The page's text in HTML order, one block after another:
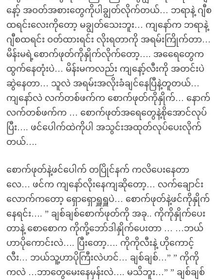
နော့် အဝတ်အစားတွေကိုပါချွတ်လိုက်တယ်… ဘရာနဲ့ ဂျီစ
ထရင်းလေးကိုတော့ မချွတ်သေးဘူး… ကျနော်က ဘရာနဲ့
ဂျီစထရင်း ဝတ်ထားရင်း လိုးရတာကို အရမ်းကြိုက်တာ…
မိန်းမရဲ့စောက်ဖုတ်ကိုနှိုက်လိုက်တော့…. အရေေတွေက
ထွက်နေတုံးပဲ… မိန်းမကလည်း ကျနော့်လီးကို အတင်းပဲ
ဆွဲနေတာ… သူလဲ အရမ်းအလိုးခံချင်နေပြီနဲ့တူတယ်…
ကျနော်လဲ လက်တစ်ဖက်က စောက်ဖုတ်ကိုနှိုက်… နောက်
လက်တစ်ဖက်က … စောက်ဖုတ်အရေတွေနဲ့စိုအောင်လုပ်
ပြီး…. ဖင်ပေါက်ထဲကိုပါ အသွင်းအထုတ်လုပ်ပေးလိုက်
တယ်….
စောက်ဖုတ်နဲ့ဖင်ပေါက် တပြိုင်နက် ကလိပေးနေတာ
လေ… ဖင်က ကျနော်လိုးနေကျဆိုတော့… လက်ချောင်း
လောက်ကတော့ ရှောရှောရှူရှူပဲ… စောက်ဖုတ်နဲ့ဖင်ကိုနှိုက်
နေရင်း…. ” ချစ်ချစ်စောက်ဖုတ်ကို အခု.. ကိုကိုနှိုက်ပေး
တာနဲ့ စောစောက ကိုကို့ဘော်ဒါနှိုက်ပေးတာ … …ဘယ်
ဟာပိုကောင်းလဲ…. ပြီးတော့…. ကိုကိုလီးနဲ့ ဟိုကောင့်
လီး… ဘယ်သူ့ဟာပိုကြီးလဲဟင်… ချစ်ချစ်…” ” ကိုကို
ကလဲ …ဘာတွေမေးနေမှန်းလဲ…. မသိဘူး…” ” ချစ်ချစ်